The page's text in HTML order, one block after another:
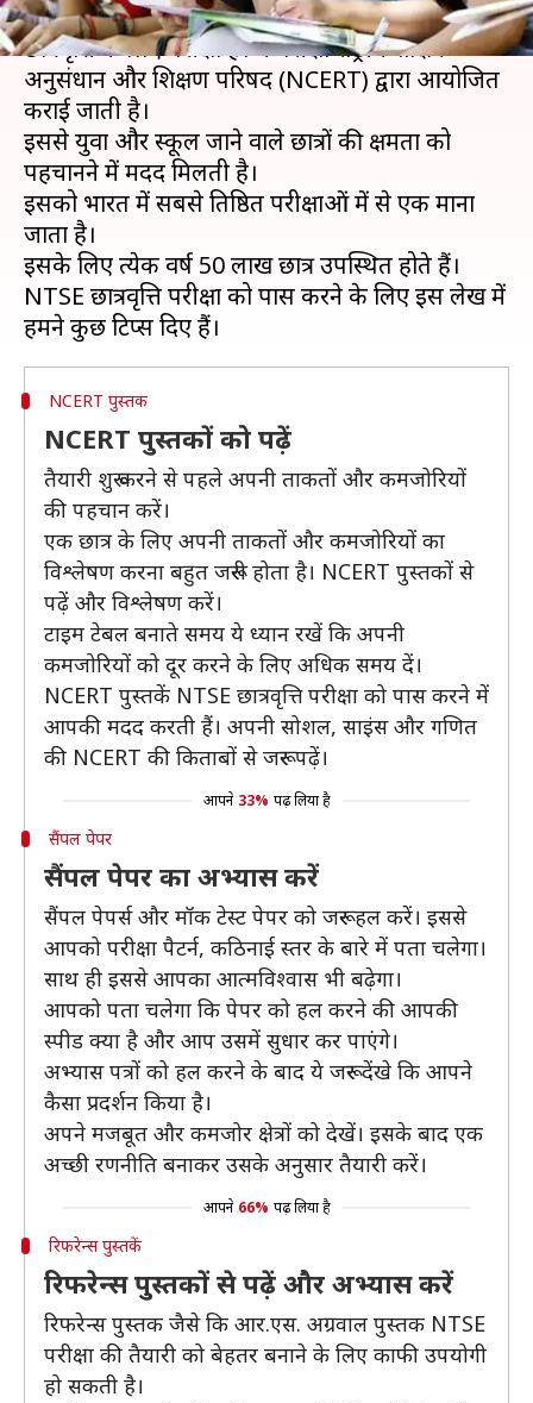
राष्ट्रीय प्रतिभा खोज परीक्षा (NTSE) राष्ट्रीय स्तर पर
छात्रवृत्ति के लिए परीक्षा है। ये परीक्षा राष्ट्रीय शैक्षिक
अनुसंधान और प्रशिक्षण परिषद (NCERT) द्वारा आयोजित
कराई जाती है।
इससे युवा और स्कूल जाने वाले छात्रों की क्षमता को
पहचानने में मदद मिलती है।
इसको भारत में सबसे प्रतिष्ठित परीक्षाओं में से एक माना
जाता है।
इसके लिए प्रत्येक वर्ष 50 लाख छात्र उपस्थित होते हैं।
NTSE छात्रवृत्ति परीक्षा को पास करने के लिए इस लेख में
NCERT पुस्तक
NCERT पुस्तकों को पढ़ें
तैयारी शुरू करने से पहले अपनी ताकतों और कमजोरियों
की पहचान करें।
एक छात्र के लिए अपनी ताकतों और कमजोरियों का
विश्लेषण करना बहुत जरूरी होता है। NCERT पुस्तकों से
पढ़ें और विश्लेषण करें।
टाइम टेबल बनाते समय ये ध्यान रखें कि अपनी
कमजोरियों को दूर करने के लिए अधिक समय दें।
NCERT पुस्तकें NTSE छात्रवृत्ति परीक्षा को पास करने में
आपकी मदद करती हैं। अपनी सोशल, साइंस और गणित
की NCERT की किताबों से जरूर पढ़ें।
आपने 33% पढ़ लिया है
सैंपल पेपर
सैंपल पेपर का अभ्यास करें
सैंपल पेपर्स और मॉक टेस्ट पेपर को जरूर हल करें। इससे
आपको परीक्षा पैटर्न, कठिनाई स्तर के बारे में पता चलेगा।
साथ ही इससे आपका आत्मविश्वास भी बढ़ेगा।
आपको पता चलेगा कि पेपर को हल करने की आपकी
स्पीड क्या है और आप उसमें सुधार कर पाएंगे।
अभ्यास पत्रों को हल करने के बाद ये जरूर देंखे कि आपने
कैसा प्रदर्शन किया है।
अपने मजबूत और कमजोर क्षेत्रों को देखें। इसके बाद एक
अच्छी रणनीति बनाकर उसके अनुसार तैयारी करें।
आपने 66% पढ़ लिया है
रिफरेन्स पुस्तकें
रिफरेन्स पुस्तकों से पढ़ें और अभ्यास करें
रिफरेन्स पुस्तक जैसे कि आर.एस. अग्रवाल पुस्तक NTSE
परीक्षा की तैयारी को बेहतर बनाने के लिए काफी उपयोगी
हो सकती है।